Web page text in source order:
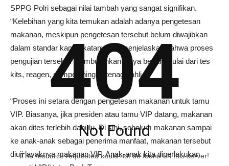
SPPG Polri sebagai nilai tambah yang sangat signifikan.
“Kelebihan yang kita temukan adalah adanya pengetesan
makanan, meskipun pengetesan tersebut belum diwajibkan
dalam standar kami,” katanya. Ia menjelaskan bahwa proses
pengujian tersebut membutuhkan biaya besar, mulai dari tes
kits, reagen, sampel, hingga tenaga ahli.
“Proses ini setara dengan pengetesan makanan untuk tamu
VIP. Biasanya, jika presiden atau tamu VIP datang, makanan
akan dites terlebih dahulu. Di sini, sebelum makanan sampai
ke anak-anak sebagai penerima manfaat, makanan tersebut
diuji layaknya makanan VIP. Anak-anak kita diperlakukan
404
Not Found
The resource requested could not be found on this server!